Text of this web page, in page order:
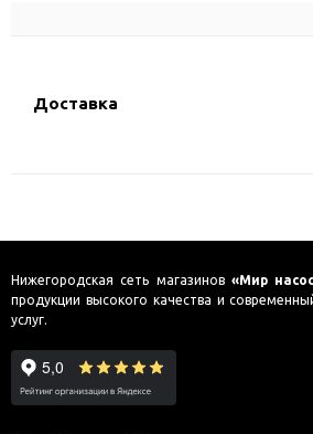
Доставка
Нижегородская сеть магазинов «Мир
продукции высокого качества и
услуг.